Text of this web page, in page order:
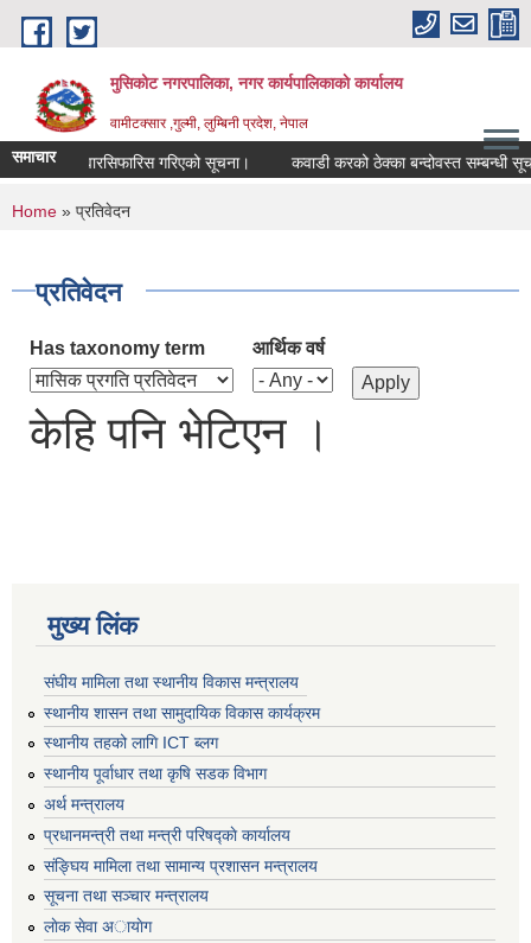
Skip to main content
मुसिकोट नगरपालिका, नगर कार्यपालिकाकाे कार्यालय
वामीटक्सार ,गुल्मी, लुम्बिनी प्रदेश, नेपाल
समाचार
उम्मेदवारसिफारिस गरिएको सूचना। कवाडी करको ठेक्का बन्दोवस्त सम्बन्धी सूचना
You are here
Home » प्रतिवेदन
प्रतिवेदन
Has taxonomy term आर्थिक वर्ष
केहि पनि भेटिएन ।
मुख्य लिंक
संघीय मामिला तथा स्थानीय विकास मन्त्रालय
स्थानीय शासन तथा सामुदायिक विकास कार्यक्रम
स्थानीय तहको लागि ICT ब्लग
स्थानीय पूर्वाधार तथा कृषि सडक विभाग
अर्थ मन्त्रालय
प्रधानमन्त्री तथा मन्त्री परिषद्काे कार्यालय
संङ्घिय मामिला तथा सामान्य प्रशासन मन्त्रालय
सूचना तथा सञ्चार मन्त्रालय
लाेक सेवा अायाेग